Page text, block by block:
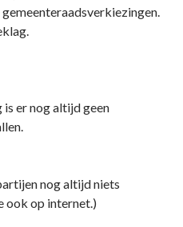
is er nog altijd geen
nog altijd niets
ook op internet.)